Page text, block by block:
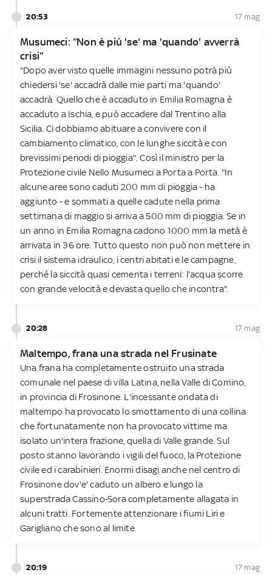
20:53 17 mag
Musumeci: “Non è più 'se' ma 'quando' avverrà
crisi”
"Dopo aver visto quelle immagini nessuno potrà più
chiedersi 'se' accadrà dalle mie parti ma 'quando'
accadrà. Quello che è accaduto in Emilia Romagna è
accaduto a Ischia, e può accadere dal Trentino alla
Sicilia. Ci dobbiamo abituare a convivere con il
cambiamento climatico, con le lunghe siccità e con
brevissimi periodi di pioggia". Così il ministro per la
Protezione civile Nello Musumeci a Porta a Porta. "In
alcune aree sono caduti 200 mm di pioggia - ha
aggiunto - e sommati a quelle cadute nella prima
settimana di maggio si arriva a 500 mm di pioggia. Se in
un anno in Emilia Romagna cadono 1000 mm la metà è
arrivata in 36 ore. Tutto questo non può non mettere in
crisi il sistema idraulico, i centri abitati e le campagne,
perché la siccità quasi cementa i terreni: l'acqua scorre
con grande velocità e devasta quello che incontra".
20:28 17 mag
Maltempo, frana una strada nel Frusinate
Una frana ha completamente ostruito una strada
comunale nel paese di villa Latina, nella Valle di Comino,
in provincia di Frosinone. L'incessante ondata di
maltempo ha provocato lo smottamento di una collina
che fortunatamente non ha provocato vittime ma
isolato un'intera frazione, quella di Valle grande. Sul
posto stanno lavorando i vigili del fuoco, la Protezione
civile ed i carabinieri. Enormi disagi anche nel centro di
Frosinone dov'e' caduto un albero e lungo la
superstrada Cassino-Sora completamente allagata in
alcuni tratti. Fortemente attenzionare i fiumi Liri e
Garigliano che sono al limite.
20:19 17 mag